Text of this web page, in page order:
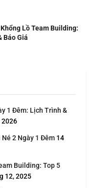
Lồ Team Building:
Báo Giá
1 Đêm: Lịch Trình &
2026
2 Ngày 1 Đêm 14
Building: Top 5
12, 2025